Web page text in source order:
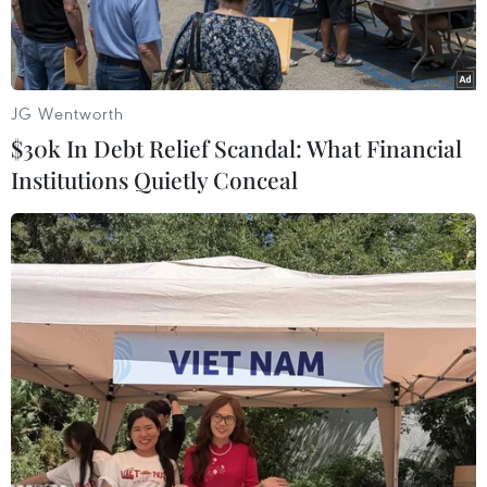
Cựu Tổng thống Brazil Lula da Silva. (Nguồn: Kataeb)
Ngày 6/2, Bộ Tư pháp Brazil cho biết cựu Tổng
thống nước này, ông Luiz Inácio Lula da Silva
đã bị kết án thêm 12 năm và 11 tháng tù giam
trong một cáo buộc mới về tội tham nhũng và
rửa tiền.
JG Wentworth
$30k In Debt Relief Scandal: What Financial
Institutions Quietly Conceal